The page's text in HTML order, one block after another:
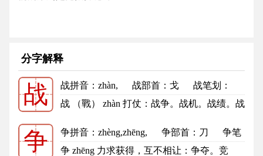
分字解释
战 战拼音 ：zhàn, 战部首 ：戈
战笔划：
9
战的笔顺
战 （戰） zhàn 打仗：战争。战机。战绩。战
争 争拼音 ：zhèng,zhēng, 争部首 ：刀
争笔
划：6
争的笔顺
争 zhēng 力求获得，互不相让：争夺。竞